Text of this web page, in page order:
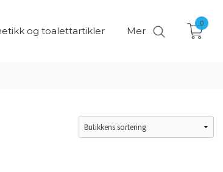
og toalettartikler Mer
0